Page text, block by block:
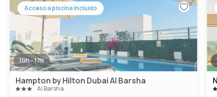
Acceso a piscina incluido
10h - 17h
Hampton by Hilton Dubai Al Barsha
Al Barsha